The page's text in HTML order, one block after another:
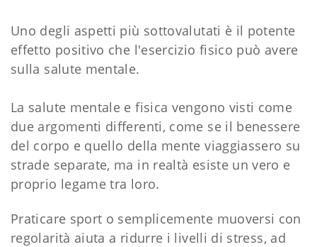
Uno degli aspetti più sottovalutati è il potente
effetto positivo che l'esercizio fisico può avere
sulla salute mentale.
La salute mentale e fisica vengono visti come
due argomenti differenti, come se il benessere
del corpo e quello della mente viaggiassero su
strade separate, ma in realtà esiste un vero e
proprio legame tra loro.
Praticare sport o semplicemente muoversi con
regolarità aiuta a ridurre i livelli di stress, ad